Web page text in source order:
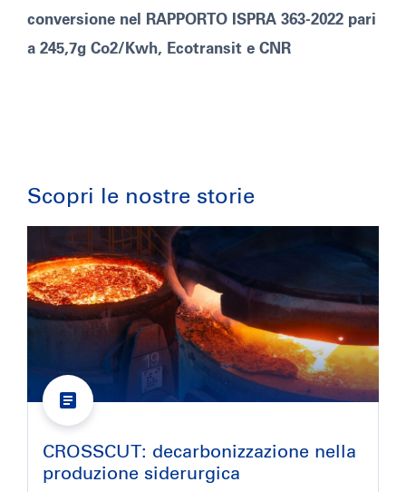
conversione nel RAPPORTO ISPRA 363-2022 pari
a 245,7g Co2/Kwh, Ecotransit e CNR
Scopri le nostre storie
CROSSCUT: decarbonizzazione nella
produzione siderurgica